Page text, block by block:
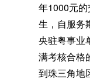
年1000元
生 ， 自服务
央驻粤事业
满考核合格
到珠三角地